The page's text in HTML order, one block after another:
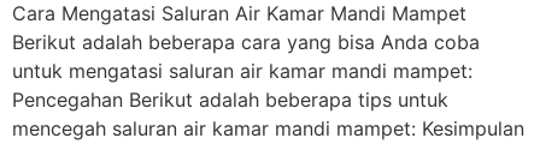
Cara Mengatasi Saluran Air Kamar Mandi Mampet
Berikut adalah beberapa cara yang bisa Anda coba
untuk mengatasi saluran air kamar mandi mampet:
Pencegahan Berikut adalah beberapa tips untuk
mencegah saluran air kamar mandi mampet: Kesimpulan